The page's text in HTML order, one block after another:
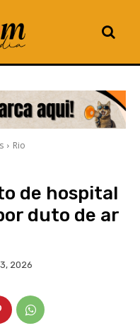
Rio
de hospital
duto de ar
2026